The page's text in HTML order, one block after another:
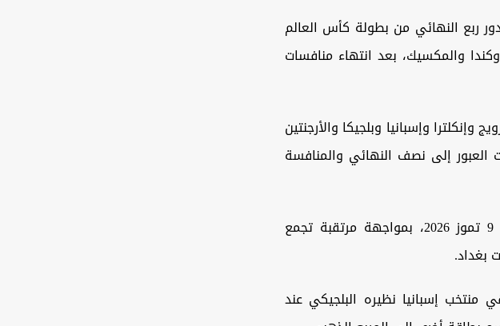
ربع النهائي من بطولة كأس العالم
وكندا والمكسيك، بعد انتهاء منافسات
وإنكلترا وإسبانيا وبلجيكا والأرجنتين
العبور إلى نصف النهائي والمنافسة
وتنطلق مباريات ربع نهائي المونديال يوم الخميس 9 تموز 2026، بمواجهة مرتقبة تجمع
بغداد.
10 تموز، حين يلتقي منتخب إسبانيا نظيره البلجيكي عند